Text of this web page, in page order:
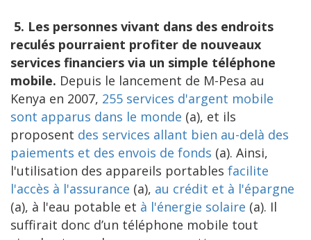
5. Les personnes vivant dans des endroits
reculés pourraient profiter de nouveaux
services financiers via un simple téléphone
mobile. Depuis le lancement de M-Pesa au
Kenya en 2007, 255 services d'argent mobile
sont apparus dans le monde (a), et ils
proposent des services allant bien au-delà des
paiements et des envois de fonds (a). Ainsi,
l'utilisation des appareils portables facilite
l'accès à l'assurance (a), au crédit et à l'épargne
(a), à l'eau potable et à l'énergie solaire (a). Il
suffirait donc d’un téléphone mobile tout